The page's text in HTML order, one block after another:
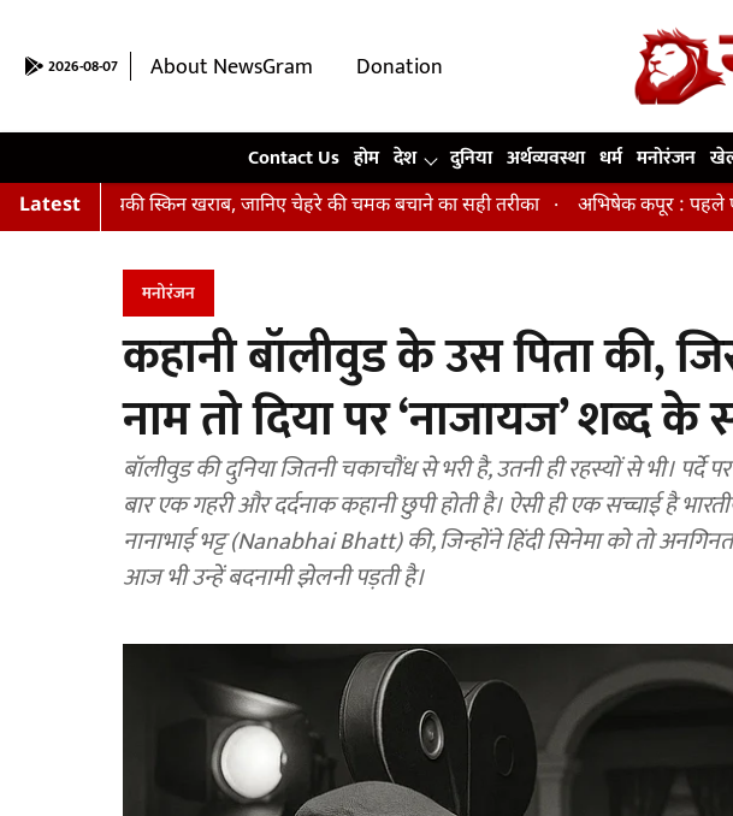
2026-08-07 About NewsGram
Donation
Contact Us होम देश दुनिया अर्थव्यवस्था धर्म मनोरंजन
Latest
स्किन खराब, जानिए चेहरे की चमक बचाने का सही तरीका अभिषेक कपूर : पहले फ्लॉप एक्टर फिर
मनोरंजन
कहानी बॉलीवुड के उस पिता की,
नाम तो दिया पर ‘नाजायज’ शब्द के
बॉलीवुड की दुनिया जितनी चकाचौंध से भरी है, उतनी ही रहस्यों से भी।
बार एक गहरी और दर्दनाक कहानी छुपी होती है। ऐसी ही एक सच्चाई है
नानाभाई भट्ट (Nanabhai Bhatt) की, जिन्होंने हिंदी सिनेमा को तो
आज भी उन्हें बदनामी झेलनी पड़ती है।